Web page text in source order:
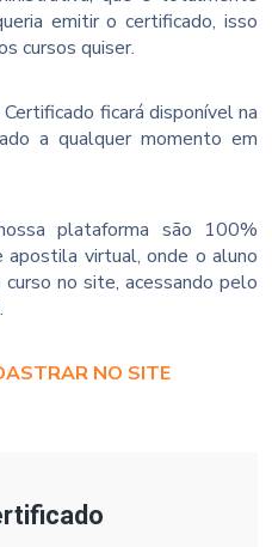
emitir o certificado, isso
cursos quiser.
ficará disponível na
a qualquer momento em
plataforma são 100%
virtual, onde o aluno
no site, acessando pelo
NO SITE